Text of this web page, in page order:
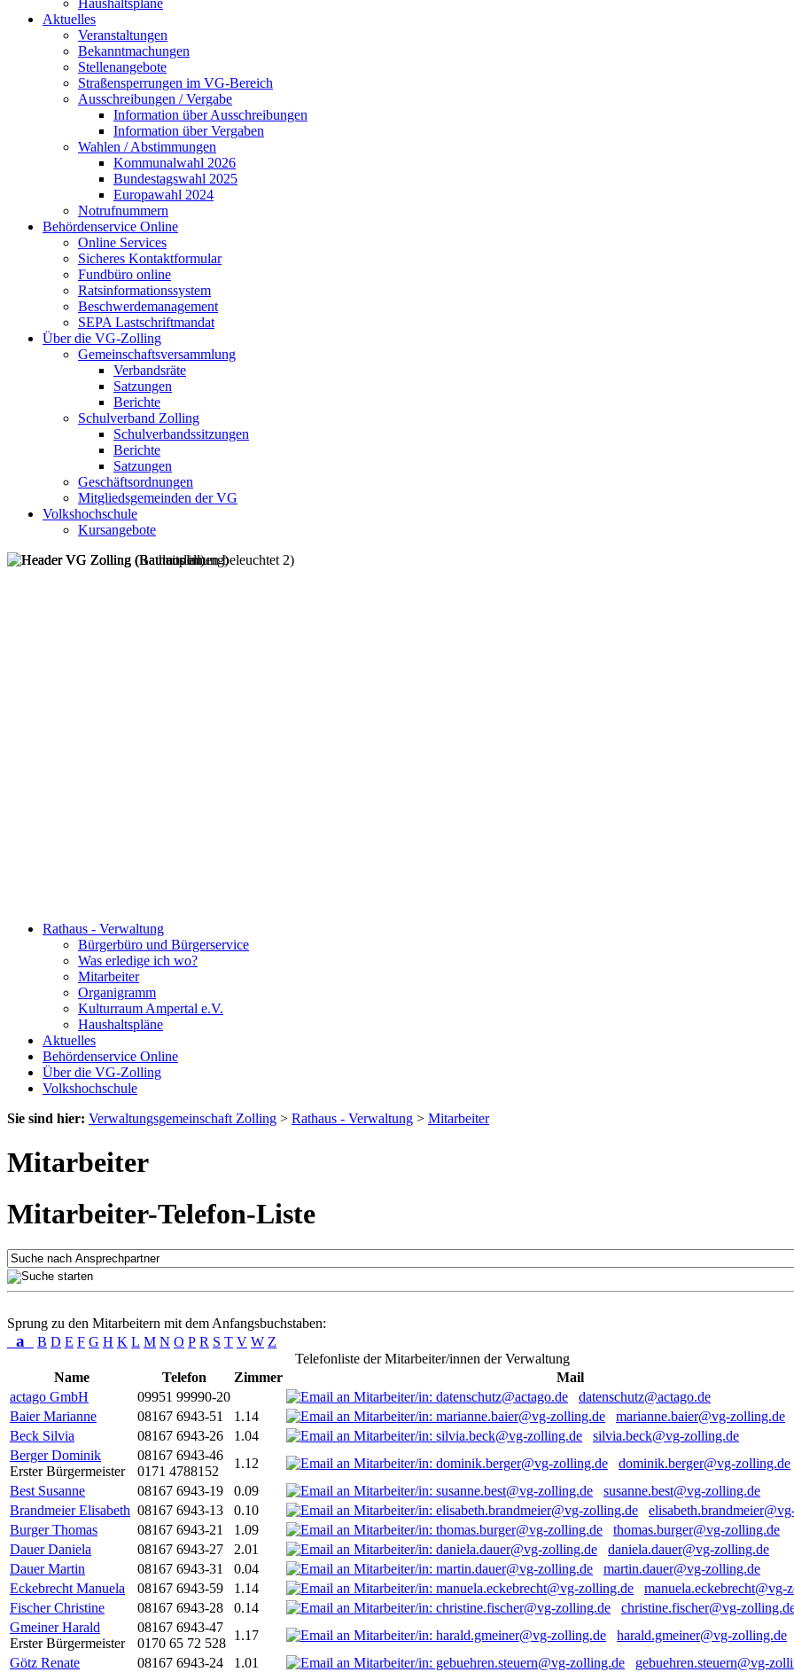
Haushaltspläne
Aktuelles
Veranstaltungen
Bekanntmachungen
Stellenangebote
Straßensperrungen im VG-Bereich
Ausschreibungen / Vergabe
Information über Ausschreibungen
Information über Vergaben
Wahlen / Abstimmungen
Kommunalwahl 2026
Bundestagswahl 2025
Europawahl 2024
Notrufnummern
Behördenservice Online
Online Services
Sicheres Kontaktformular
Fundbüro online
Ratsinformationssystem
Beschwerdemanagement
SEPA Lastschriftmandat
Über die VG-Zolling
Gemeinschaftsversammlung
Verbandsräte
Satzungen
Berichte
Schulverband Zolling
Schulverbandssitzungen
Berichte
Satzungen
Geschäftsordnungen
Mitgliedsgemeinden der VG
Volkshochschule
Kursangebote
Rathaus - Verwaltung
Bürgerbüro und Bürgerservice
Was erledige ich wo?
Mitarbeiter
Organigramm
Kulturraum Ampertal e.V.
Haushaltspläne
Aktuelles
Behördenservice Online
Über die VG-Zolling
Volkshochschule
Sie sind hier: Verwaltungsgemeinschaft Zolling > Rathaus - Verwaltung > Mitarbeiter
Mitarbeiter
Mitarbeiter-Telefon-Liste
Sprung zu den Mitarbeitern mit dem Anfangsbuchstaben:
a B D E F G H K L M N O P R S T V W Z
Telefonliste der Mitarbeiter/innen der Verwaltung
Name
Telefon Zimmer
Mail
actago GmbH
09951 99990-20
datenschutz@actago.de
Baier Marianne
08167 6943-51 1.14
marianne.baier@vg-zolling.de
Beck Silvia
08167 6943-26 1.04
silvia.beck@vg-zolling.de
Berger Dominik
Erster Bürgermeister
08167 6943-46
0171 4788152
1.12
dominik.berger@vg-zolling.de
Best Susanne
08167 6943-19 0.09
susanne.best@vg-zolling.de
Brandmeier Elisabeth 08167 6943-13 0.10
Burger Thomas
08167 6943-21 1.09
thomas.burger@vg-zolling.de
Dauer Daniela
08167 6943-27 2.01
daniela.dauer@vg-zolling.de
Dauer Martin
08167 6943-31 0.04
martin.dauer@vg-zolling.de
Eckebrecht Manuela
08167 6943-59 1.14
manuela.eckebrecht@vg-
Fischer Christine
08167 6943-28 0.14
christine.fischer@vg-
Gmeiner Harald
Erster Bürgermeister
08167 6943-47
0170 65 72 528
1.17
harald.gmeiner@vg-zolling.de
Götz Renate
08167 6943-24 1.01
gebuehren.steuern@vg-